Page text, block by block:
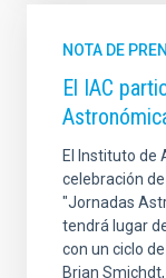
NOTA DE
El IAC
El Instituto de
celebración
"Jornadas
tendrá lugar
con un ciclo
Brian